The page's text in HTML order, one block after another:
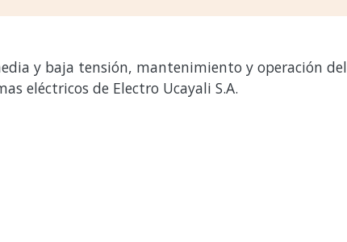
y baja tensión, mantenimiento y operación del
eléctricos de Electro Ucayali S.A.